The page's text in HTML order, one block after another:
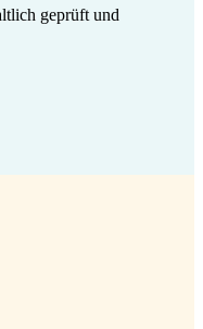
geprüft und